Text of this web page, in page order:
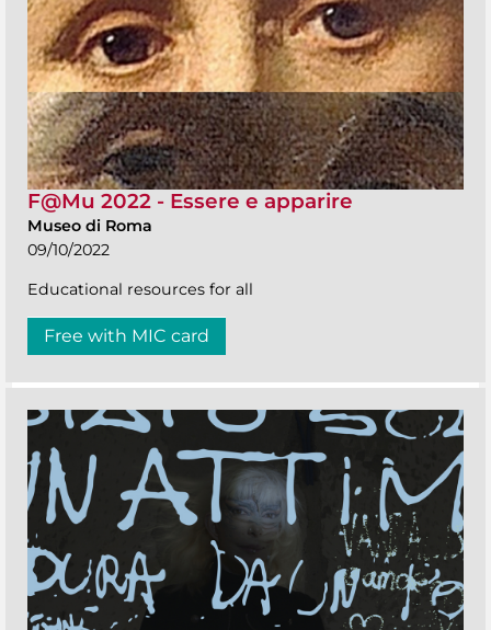
F@Mu 2022 - Essere e apparire
Museo di Roma
09/10/2022
Educational resources for all
Free with MIC card